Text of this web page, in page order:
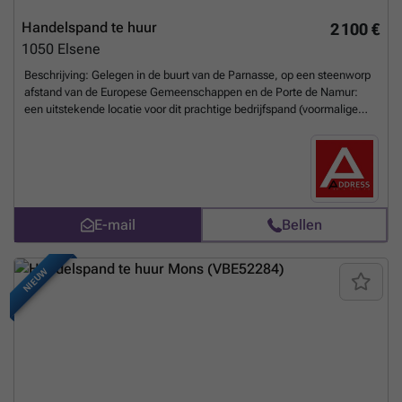
2 100 €
Handelspand te huur
1050 Elsene
Beschrijving: Gelegen in de buurt van de Parnasse, op een steenworp
afstand van de Europese Gemeenschappen en de Porte de Namur:
een uitstekende locatie voor dit prachtige bedrijfspand (voormalige
activiteiten. Bestaande uit: Commerciële ruimte aan de voorzijde van
+/- 33 m², ideaal als verkoopruimte, achterruimte (werkplaats) van +/-
62 m², kelder: 20 m² voor productie of opslag. Gang die leidt naar de
sanitaire voorzieningen (1 toilet met wastafels). Individuele
gasverwarming. Geen gemeenschappelijke kosten.
Onroerendgoedbelasting: +/- 1000 €
Meer weten?
E-mail Bellen
NIEUW